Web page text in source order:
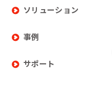
ソリューション
事例
サポート